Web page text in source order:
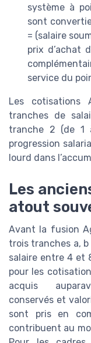
système à
sont
= (salaire
prix d’achat
service du
Les cotisations
tranches de
tranche 2 (de 1
progression
lourd dans
Les
atout
Avant la fusion
trois tranches a,
salaire entre 4 et
pour les
acquis
conservés et
sont pris en
contribuent au